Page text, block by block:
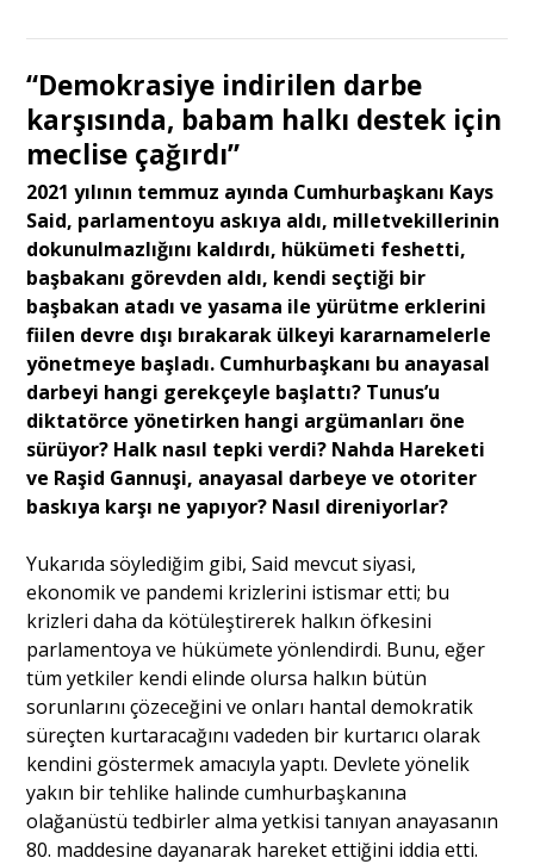
“Demokrasiye indirilen darbe
karşısında, babam halkı destek için
meclise çağırdı”
2021 yılının temmuz ayında Cumhurbaşkanı Kays
Said, parlamentoyu askıya aldı, milletvekillerinin
dokunulmazlığını kaldırdı, hükümeti feshetti,
başbakanı görevden aldı, kendi seçtiği bir
başbakan atadı ve yasama ile yürütme erklerini
fiilen devre dışı bırakarak ülkeyi kararnamelerle
yönetmeye başladı. Cumhurbaşkanı bu anayasal
darbeyi hangi gerekçeyle başlattı? Tunus’u
diktatörce yönetirken hangi argümanları öne
sürüyor? Halk nasıl tepki verdi? Nahda Hareketi
ve Raşid Gannuşi, anayasal darbeye ve otoriter
baskıya karşı ne yapıyor? Nasıl direniyorlar?
Yukarıda söylediğim gibi, Said mevcut siyasi,
ekonomik ve pandemi krizlerini istismar etti; bu
krizleri daha da kötüleştirerek halkın öfkesini
parlamentoya ve hükümete yönlendirdi. Bunu, eğer
tüm yetkiler kendi elinde olursa halkın bütün
sorunlarını çözeceğini ve onları hantal demokratik
süreçten kurtaracağını vadeden bir kurtarıcı olarak
kendini göstermek amacıyla yaptı. Devlete yönelik
yakın bir tehlike halinde cumhurbaşkanına
olağanüstü tedbirler alma yetkisi tanıyan anayasanın
80. maddesine dayanarak hareket ettiğini iddia etti.